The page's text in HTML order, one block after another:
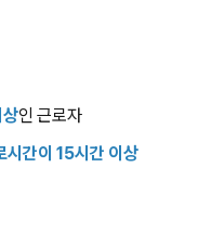
인 근로자
시간이 15시간 이상